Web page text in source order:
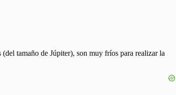
tamaño de Júpiter), son muy fríos para realizar la